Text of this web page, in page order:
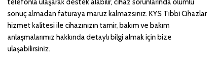
telefonla ulaşarak destek alabilir, cihaz sorunlarında olumlu
sonuç almadan faturaya maruz kalmazsınız. KYS Tıbbi Cihazlar
hizmet kalitesi ile cihazınızın tamir, bakım ve bakım
anlaşmalarımız hakkında detaylı bilgi almak için bize
ulaşabilirsiniz.